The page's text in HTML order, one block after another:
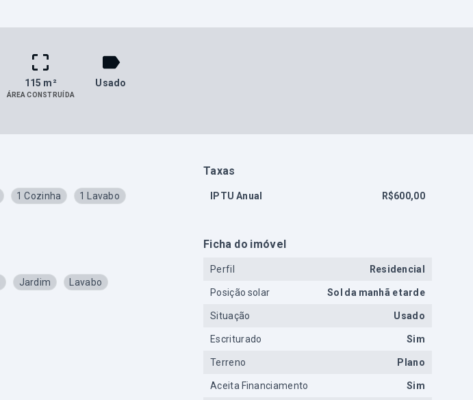
115 m²
ÁREA CONSTRUÍDA
Usado
1 Cozinha 1 Lavabo
Jardim Lavabo
Taxas
IPTU Anual R$600,00
Ficha do imóvel
Perfil Residencial
Posição solar Sol da manhã e tarde
Situação Usado
Escriturado Sim
Terreno Plano
Aceita Financiamento Sim